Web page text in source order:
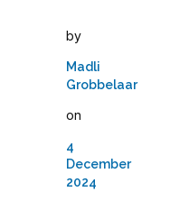
by
Madli
Grobbelaar
on
4
December
2024